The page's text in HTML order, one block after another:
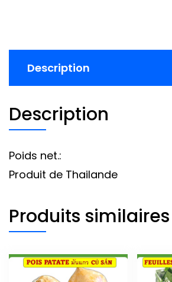
Description
Description
Poids net.:
Produit de Thailande
Produits similaires